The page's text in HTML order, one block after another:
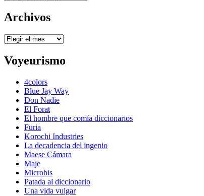
Archivos
Archivos
Voyeurismo
4colors
Blue Jay Way
Don Nadie
El Forat
El hombre que comía diccionarios
Furia
Korochi Industries
La decadencia del ingenio
Maese Cámara
Maje
Microbis
Patada al diccionario
Una vida vulgar